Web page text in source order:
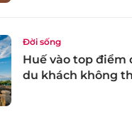
Đời sống
Huế vào top điểm
du khách không